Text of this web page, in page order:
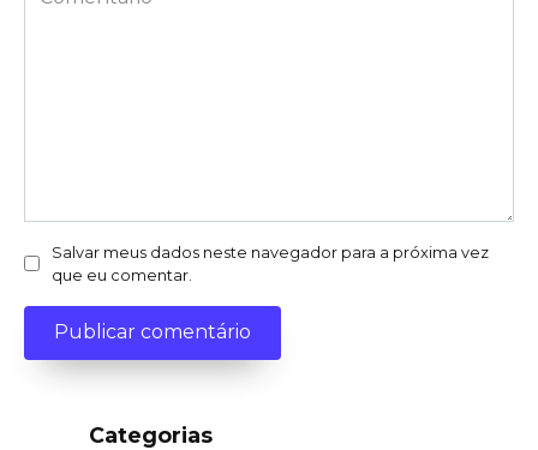
Salvar meus dados neste navegador para a próxima vez
que eu comentar.
Categorias